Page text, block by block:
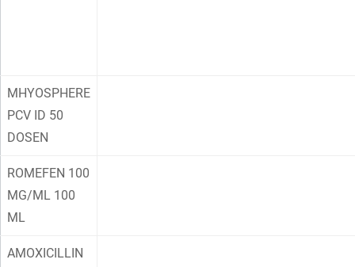
MHYOSPHERE
PCV ID 50
DOSEN
ROMEFEN 100
MG/ML 100
ML
AMOXICILLIN